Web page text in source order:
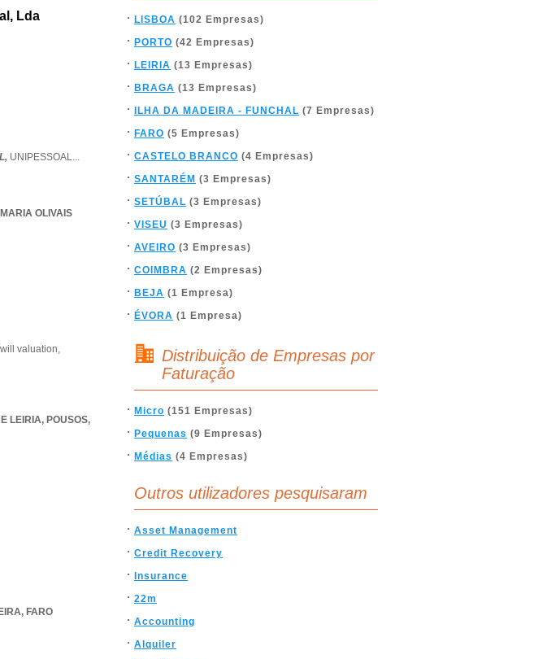
Lda
UNIPESSOAL...
OLIVAIS
valuation,
LEIRIA, POUSOS,
, FARO
LISBOA (102 Empresas)
PORTO (42 Empresas)
LEIRIA (13 Empresas)
BRAGA (13 Empresas)
ILHA DA MADEIRA - FUNCHAL (7 Empresas)
FARO (5 Empresas)
CASTELO BRANCO (4 Empresas)
SANTARÉM (3 Empresas)
SETÚBAL (3 Empresas)
VISEU (3 Empresas)
AVEIRO (3 Empresas)
COIMBRA (2 Empresas)
BEJA (1 Empresa)
ÉVORA (1 Empresa)
Distribuição de Empresas por
Faturação
Micro (151 Empresas)
Pequenas (9 Empresas)
Médias (4 Empresas)
Outros utilizadores pesquisaram
Asset Management
Credit Recovery
Insurance
22m
Accounting
Alquiler